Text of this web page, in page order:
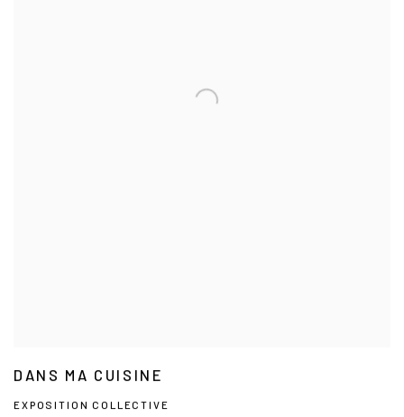
DANS MA CUISINE
EXPOSITION COLLECTIVE